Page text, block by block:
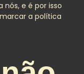
nós, e é por isso
a política